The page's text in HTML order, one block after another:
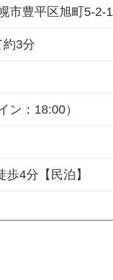
市豊平区旭町5-2-1
約3分
ン：18:00）
4分【民泊】